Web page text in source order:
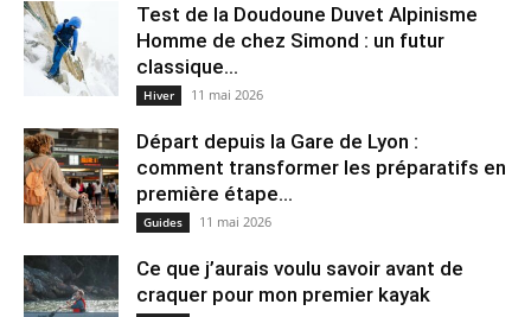
Test de la Doudoune Duvet Alpinisme
Homme de chez Simond : un futur
classique...
Hiver 11 mai 2026
Départ depuis la Gare de Lyon :
comment transformer les préparatifs en
pre⁠mière étape...
Guides 11 mai 2026
Ce que j’aurais voulu savoir avant de
craquer pour mon premier kayak